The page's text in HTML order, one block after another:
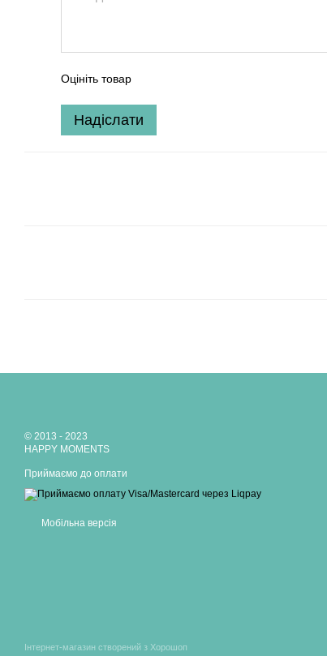
Оцініть товар
Надіслати
© 2013 - 2023
HAPPY MOMENTS
Приймаємо до оплати
Мобільна версія
Інтернет-магазин створений з Хорошоп